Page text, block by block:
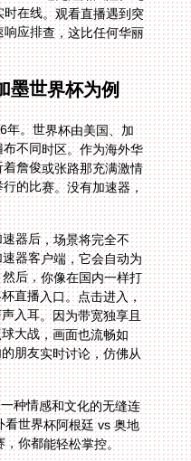
墨世界杯为例
年。世界杯由美国、加
不同时区。作为海外华
詹俊或张路那充满激情
的比赛。没有加速器，
器后，场景将完全不
器客户端，它会自动为
后，你像在国内一样打
直播入口。点击进入，
入耳。因为带宽独享且
大战，画面也流畅如
朋友实时讨论，仿佛从
种情感和文化的无缝连
看世界杯阿根廷 vs 奥地
，你都能轻松掌控。